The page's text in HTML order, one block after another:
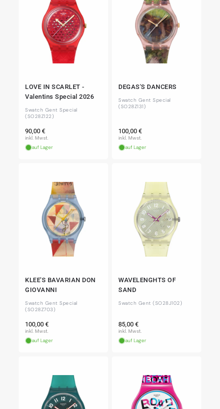
LOVE IN SCARLET -
Valentins Special 2026
Swatch Gent Special
(SO28Z122)
Normaler
Preis
90,00 €
inkl. Mwst.
auf Lager
DEGAS'S DANCERS
Swatch Gent Special
(SO28Z131)
Normaler
Preis
100,00 €
inkl. Mwst.
auf Lager
KLEE'S BAVARIAN DON
GIOVANNI
Swatch Gent Special
(SO28Z703)
Normaler
Preis
100,00 €
inkl. Mwst.
auf Lager
WAVELENGHTS OF
SAND
Swatch Gent (SO28J102)
Normaler
Preis
85,00 €
inkl. Mwst.
auf Lager